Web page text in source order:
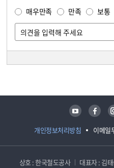
매우만족 만족 보통
개인정보처리방침 이메일
유튜브 페이스북
상호 : 한국철도공사 대표자 : 김